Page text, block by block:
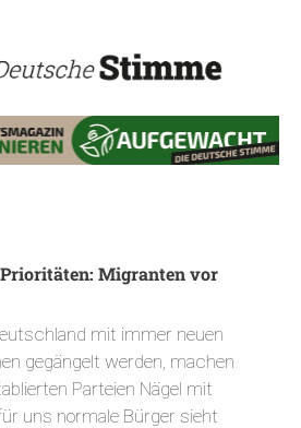
Migranten vor
mit immer neuen
gegängelt werden, machen
Parteien Nägel mit
uns normale Bürger sieht